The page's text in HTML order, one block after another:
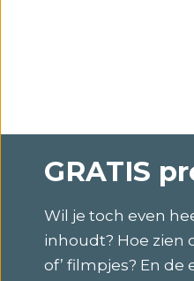
GRATIS
Wil je toch even
inhoudt? Hoe zien
of’ filmpjes? En